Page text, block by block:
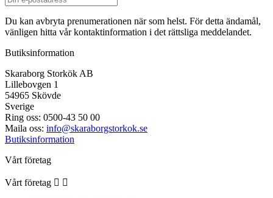
Du kan avbryta prenumerationen när som helst. För detta ändamål,
vänligen hitta vår kontaktinformation i det rättsliga meddelandet.
Butiksinformation
Skaraborg Storkök AB
Lillebovgen 1
54965 Skövde
Sverige
Ring oss: 0500-43 50 00
Maila oss: info@skaraborgstorkok.se
Butiksinformation
Vårt företag
Vårt företag  